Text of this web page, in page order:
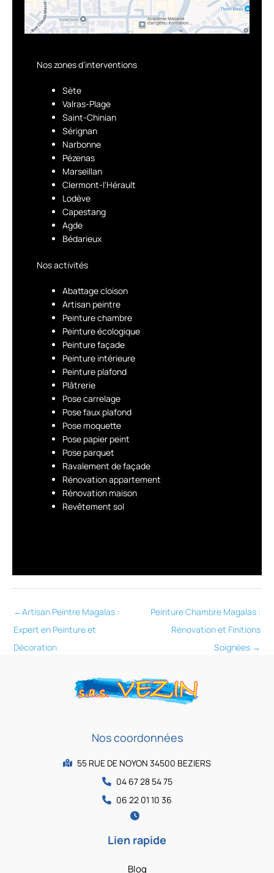
Nos zones d’interventions
Sète
Valras-Plage
Saint-Chinian
Sérignan
Narbonne
Pézenas
Marseillan
Clermont-l'Hérault
Lodève
Capestang
Agde
Bédarieux
Nos activités
Abattage cloison
Artisan peintre
Peinture chambre
Peinture écologique
Peinture façade
Peinture intérieure
Peinture plafond
Plâtrerie
Pose carrelage
Pose faux plafond
Pose moquette
Pose papier peint
Pose parquet
Ravalement de façade
Rénovation appartement
Rénovation maison
Revêtement sol
←Artisan Peintre Magalas :
Expert en Peinture et
Décoration
Peinture Chambre Magalas :
Rénovation et Finitions
Soignées →
Nos coordonnées
55 RUE DE NOYON 34500 BEZIERS
04 67 28 54 75
06 22 01 10 36
Lien rapide
Blog